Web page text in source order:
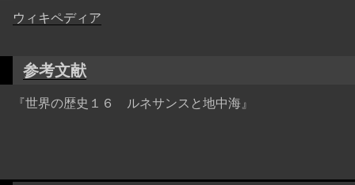
ウィキペディア
参考文献
『世界の歴史１６ ルネサンスと地中海』